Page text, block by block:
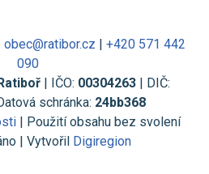
obec@ratibor.cz | +420 571 442
090
| IČO: 00304263| DIČ:
schránka: 24bb368
| Použití obsahu bez svolení
| Vytvořil Digiregion